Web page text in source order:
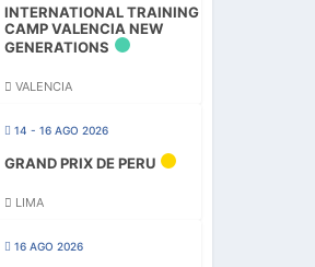
INTERNATIONAL TRAINING
CAMP VALENCIA NEW
GENERATIONS
VALENCIA
14 - 16 AGO 2026
GRAND PRIX DE PERU
LIMA
16 AGO 2026